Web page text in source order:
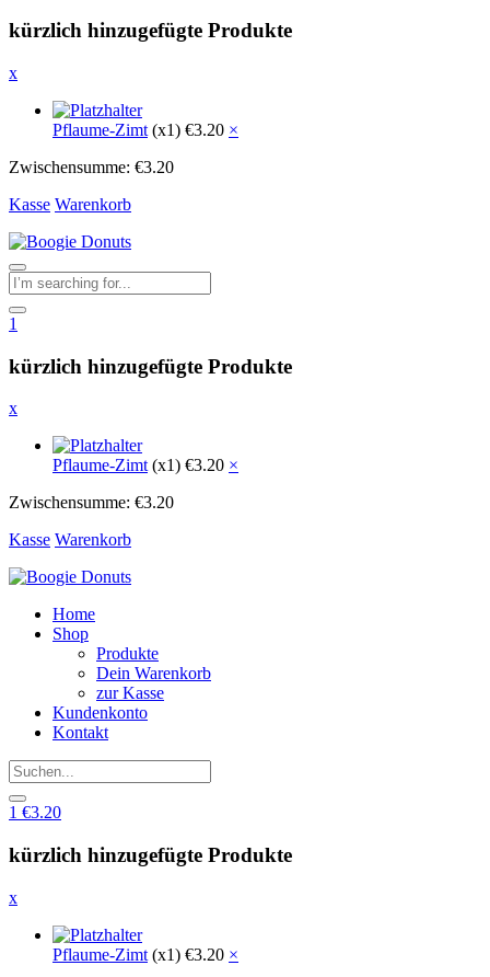
kürzlich hinzugefügte Produkte
x
Pflaume-Zimt (x1) €3.20 ×
Zwischensumme: €3.20
Kasse Warenkorb
1
kürzlich hinzugefügte Produkte
x
Pflaume-Zimt (x1) €3.20 ×
Zwischensumme: €3.20
Kasse Warenkorb
Home
Shop
Produkte
Dein Warenkorb
zur Kasse
Kundenkonto
Kontakt
1 €3.20
kürzlich hinzugefügte Produkte
x
Pflaume-Zimt (x1) €3.20 ×